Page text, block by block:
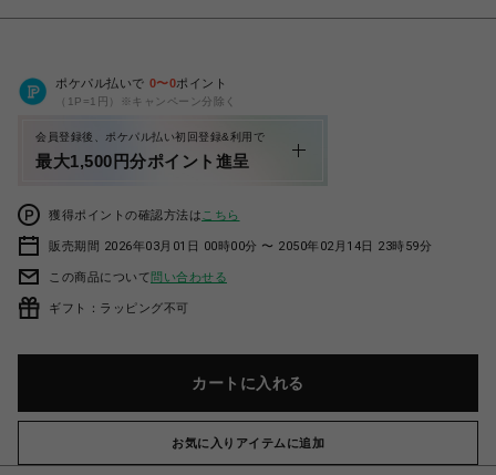
ポケパル払いで 0〜0ポイント
（1P=1円）※キャンペーン分除く
会員登録後、ポケパル払い初回登録&利用で
最大1,500円分ポイント進呈
獲得ポイントの確認方法は こちら
販売期間 2026年03月01日 00時00分 〜 2050年02月14日 23時59分
この商品について問い合わせる
ギフト：ラッピング不可
カートに入れる
お気に入りアイテムに追加